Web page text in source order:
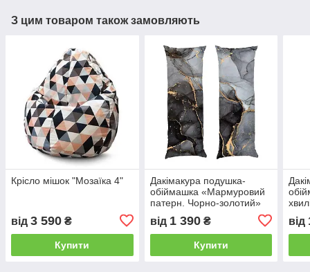
З цим товаром також замовляють
Крісло мішок "Мозаїка 4"
від 3 590 ₴
Купити
Дакімакура подушка-
обіймашка «Мармуровий
патерн. Чорно-золотий»
від 1 390₴
Купити
від